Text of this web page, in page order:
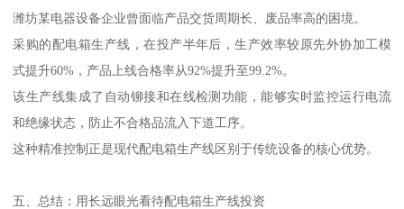
潍坊某电器设备企业曾面临产品交货周期长、废品率高的困境。
采购的配电箱生产线，在投产半年后，生产效率较原先外协加工模
式提升60%，产品上线合格率从92%提升至99.2%。
该生产线集成了自动铆接和在线检测功能，能够实时监控运行电流
和绝缘状态，防止不合格品流入下道工序。
这种精准控制正是现代配电箱生产线区别于传统设备的核心优势。
五、总结：用长远眼光看待配电箱生产线投资